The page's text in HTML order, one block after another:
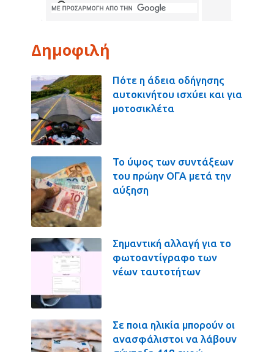
Δημοφιλή
Πότε η άδεια οδήγησης
αυτοκινήτου ισχύει και για
μοτοσικλέτα
Το ύψος των συντάξεων
του πρώην ΟΓΑ μετά την
αύξηση
Σημαντική αλλαγή για το
φωτοαντίγραφο των
νέων ταυτοτήτων
Σε ποια ηλικία μπορούν οι
ανασφάλιστοι να λάβουν